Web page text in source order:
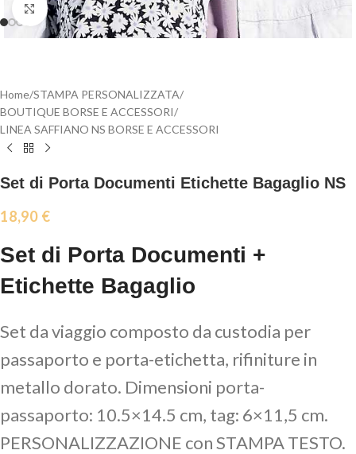
Click to enlarge
Home/STAMPA PERSONALIZZATA/
BOUTIQUE BORSE E ACCESSORI/
LINEA SAFFIANO NS BORSE E ACCESSORI
Set di Porta Documenti Etichette Bagaglio NS
18,90 €
Set di Porta Documenti +
Etichette Bagaglio
Set da viaggio composto da custodia per
passaporto e porta-etichetta, rifiniture in
metallo dorato. Dimensioni porta-
passaporto: 10.5×14.5 cm, tag: 6×11,5 cm.
PERSONALIZZAZIONE con STAMPA TESTO.